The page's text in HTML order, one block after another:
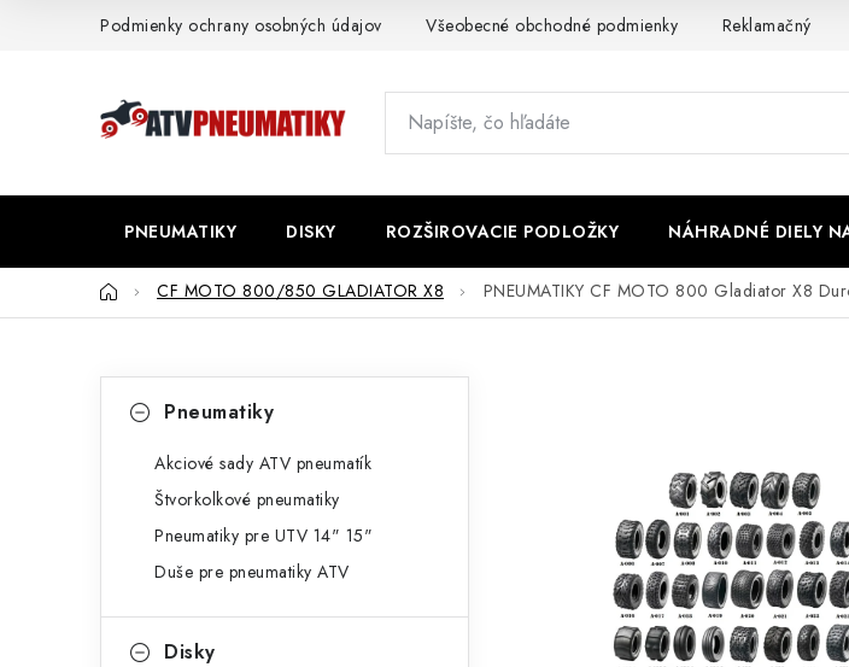
Podmienky ochrany osobných údajov Všeobecné obchodné podmienky Reklamačný
PNEUMATIKY DISKY ROZŠIROVACIE PODLOŽKY NÁHRADNÉ DIELY
DomovCF MOTO 800/850 GLADIATOR X8 PNEUMATIKY CF MOTO 800 Gladiator X8
p
kategóriePneumatiky
Akciové sady ATV pneumatík
Štvorkolkové pneumatiky
Pneumatiky pre UTV 14" 15"
Duše pre pneumatiky ATV
Disky